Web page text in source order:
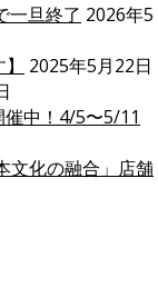
一旦終了 2026年5
2025年5月22日
中！4/5〜5/11
文化の融合」店舗